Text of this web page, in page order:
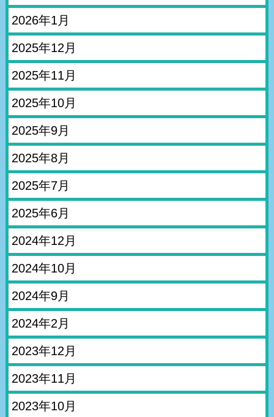
2026年1月
2025年12月
2025年11月
2025年10月
2025年9月
2025年8月
2025年7月
2025年6月
2024年12月
2024年10月
2024年9月
2024年2月
2023年12月
2023年11月
2023年10月